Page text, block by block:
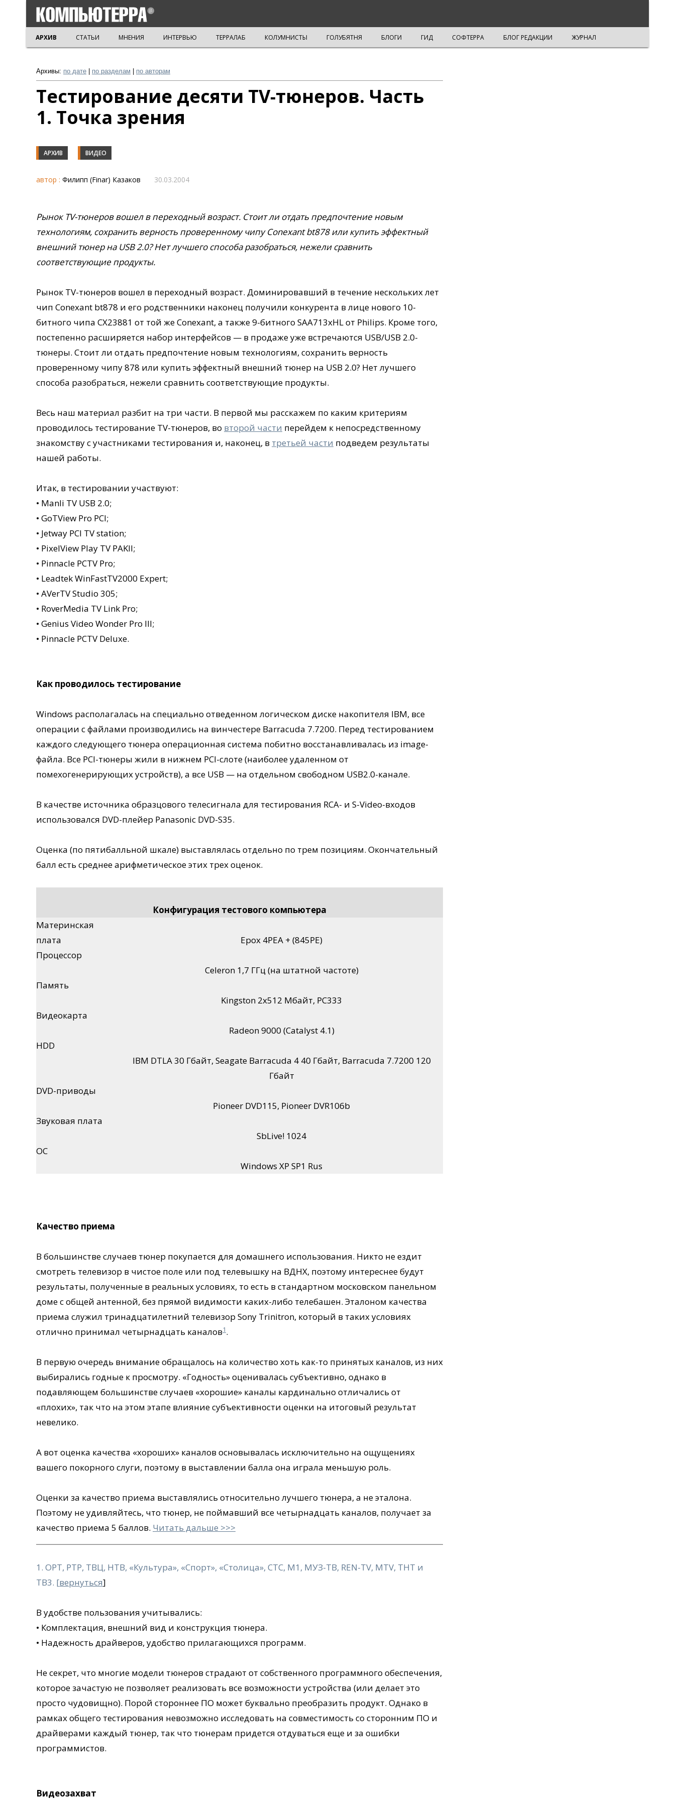
АРХИВ СТАТЬИ МНЕНИЯ ИНТЕРВЬЮ ТЕРРАЛАБ КОЛУМНИСТЫ ГОЛУБЯТНЯ БЛОГИ ГИД СОФТЕРРА БЛОГ РЕДАКЦИИ ЖУРНАЛ
Архивы: по дате по разделам по авторам
Тестирование десяти TV-тюнеров. Часть
1. Точка зрения
АРХИВ ВИДЕО
автор : Филипп (Finar) Казаков 30.03.2004
Рынок TV-тюнеров вошел в переходный возраст. Стоит ли отдать предпочтение новым
технологиям, сохранить верность проверенному чипу Conexant bt878 или купить эффектный
внешний тюнер на USB 2.0? Нет лучшего способа разобраться, нежели сравнить
соответствующие продукты.
Рынок TV-тюнеров вошел в переходный возраст. Доминировавший в течение нескольких лет
чип Conexant bt878 и его родственники наконец получили конкурента в лице нового 10-
битного чипа CX23881 от той же Conexant, а также 9-битного SAA713xHL от Philips. Кроме того,
постепенно расширяется набор интерфейсов — в продаже уже встречаются USB/USB 2.0-
тюнеры. Стоит ли отдать предпочтение новым технологиям, сохранить верность
проверенному чипу 878 или купить эффектный внешний тюнер на USB 2.0? Нет лучшего
способа разобраться, нежели сравнить соответствующие продукты.
Весь наш материал разбит на три части. В первой мы расскажем по каким критериям
проводилось тестирование TV-тюнеров, во второй части перейдем к непосредственному
знакомству с участниками тестирования и, наконец, в третьей части подведем результаты
нашей работы.
Итак, в тестировании участвуют:
• Manli TV USB 2.0;
• GoTView Pro PCI;
• Jetway PCI TV station;
• PixelView Play TV PAKII;
• Pinnacle PCTV Pro;
• Leadtek WinFastTV2000 Expert;
• AVerTV Studio 305;
• RoverMedia TV Link Pro;
• Genius Video Wonder Pro III;
• Pinnacle PCTV Deluxe.
Как проводилось тестирование
Windows располагалась на специально отведенном логическом диске накопителя IBM, все
операции с файлами производились на винчестере Barracuda 7.7200. Перед тестированием
каждого следующего тюнера операционная система побитно восстанавливалась из image-
файла. Все PCI-тюнеры жили в нижнем PCI-слоте (наиболее удаленном от
помехогенерирующих устройств), а все USB — на отдельном свободном USB2.0-канале.
В качестве источника образцового телесигнала для тестирования RCA- и S-Video-входов
использовался DVD-плейер Panasonic DVD-S35.
Оценка (по пятибалльной шкале) выставлялась отдельно по трем позициям. Окончательный
балл есть среднее арифметическое этих трех оценок.
Конфигурация тестового компьютера
Материнская
плата
Epox 4PEA + (845PE)
Процессор
Celeron 1,7 ГГц (на штатной частоте)
Память
Kingston 2x512 Мбайт, PC333
Видеокарта
Radeon 9000 (Catalyst 4.1)
HDD
IBM DTLA 30 Гбайт, Seagate Barracuda 4 40 Гбайт, Barracuda 7.7200 120
Гбайт
DVD-приводы
Pioneer DVD115, Pioneer DVR106b
Звуковая плата
SbLive! 1024
ОС
Windows XP SP1 Rus
Качество приема
В большинстве случаев тюнер покупается для домашнего использования. Никто не ездит
смотреть телевизор в чистое поле или под телевышку на ВДНХ, поэтому интереснее будут
результаты, полученные в реальных условиях, то есть в стандартном московском панельном
доме с общей антенной, без прямой видимости каких-либо телебашен. Эталоном качества
приема служил тринадцатилетний телевизор Sony Trinitron, который в таких условиях
отлично принимал четырнадцать каналов1.
В первую очередь внимание обращалось на количество хоть как-то принятых каналов, из них
выбирались годные к просмотру. «Годность» оценивалась субъективно, однако в
подавляющем большинстве случаев «хорошие» каналы кардинально отличались от
«плохих», так что на этом этапе влияние субъективности оценки на итоговый результат
невелико.
А вот оценка качества «хороших» каналов основывалась исключительно на ощущениях
вашего покорного слуги, поэтому в выставлении балла она играла меньшую роль.
Оценки за качество приема выставлялись относительно лучшего тюнера, а не эталона.
Поэтому не удивляйтесь, что тюнер, не поймавший все четырнадцать каналов, получает за
качество приема 5 баллов. Читать дальше >>>
1. ОРТ, РТР, ТВЦ, НТВ, «Культура», «Спорт», «Столица», СТС, М1, МУЗ-ТВ, REN-TV, MTV, ТНТ и
ТВ3. [вернуться]
В удобстве пользования учитывались:
• Комплектация, внешний вид и конструкция тюнера.
• Надежность драйверов, удобство прилагающихся программ.
Не секрет, что многие модели тюнеров страдают от собственного программного обеспечения,
которое зачастую не позволяет реализовать все возможности устройства (или делает это
просто чудовищно). Порой стороннее ПО может буквально преобразить продукт. Однако в
рамках общего тестирования невозможно исследовать на совместимость со сторонним ПО и
драйверами каждый тюнер, так что тюнерам придется отдуваться еще и за ошибки
программистов.
Видеозахват